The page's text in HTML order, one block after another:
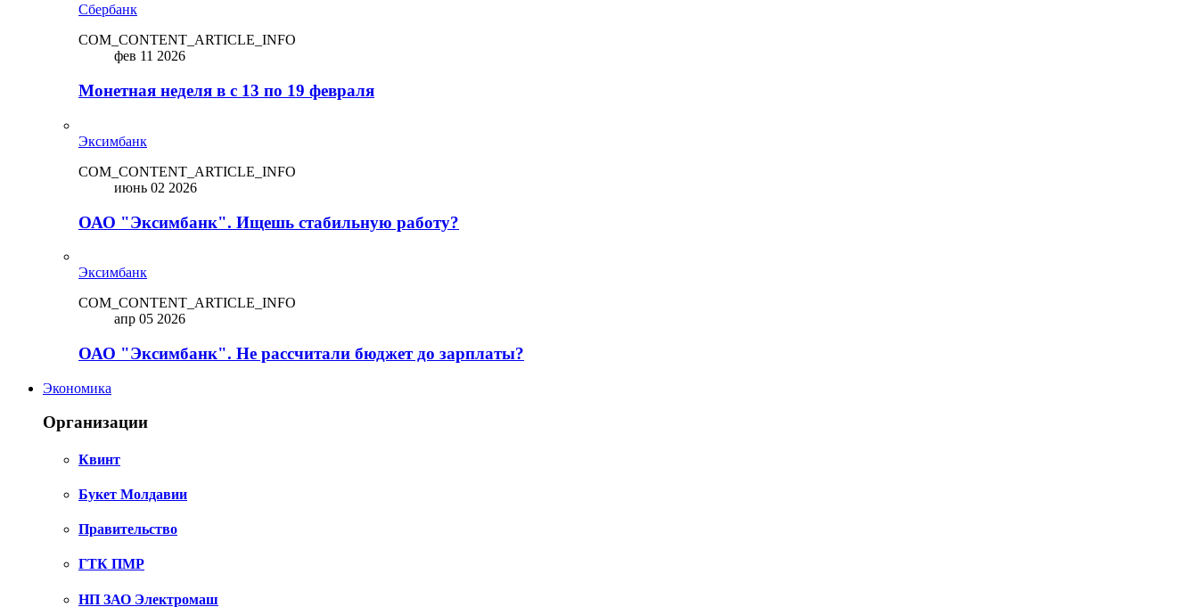
Сбербанк
COM_CONTENT_ARTICLE_INFO
фев 11 2026
Монетная неделя в с 13 по 19 февраля
Эксимбанк
COM_CONTENT_ARTICLE_INFO
июнь 02 2026
ОАО "Эксимбанк". Ищешь стабильную работу?
Эксимбанк
COM_CONTENT_ARTICLE_INFO
апр 05 2026
ОАО "Эксимбанк". Не рассчитали бюджет до зарплаты?
Экономика
Организации
Квинт
Букет Молдавии
Правительство
ГТК ПМР
НП ЗАО Электромаш